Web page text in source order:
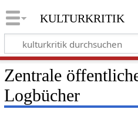
kulturkritik
Zentrale
Logbücher